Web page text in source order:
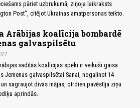
pāriet uzbrukumā, ziņoja laikraksts
Post", citējot Ukrainas amatpersonas teikto.
Arābijas koalīcija bombardē
galvaspilsētu
vadītās koalīcijas spēki ir veikuši gaisa
Jemenas galvaspilsētai Sanai, nogalinot 14
sagraujot divas mājas, otrdien pavēstīja ziņu
aprindās.